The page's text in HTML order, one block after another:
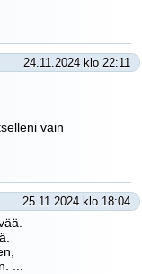
24.11.2024 klo 22:11
vain
25.11.2024 klo 18:04
...